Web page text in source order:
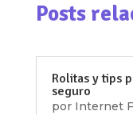
Posts
Rolitas y tips
seguro
por Internet